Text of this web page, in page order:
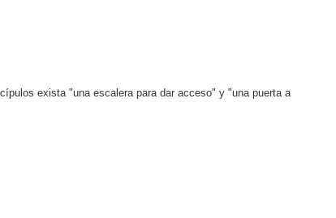
exista "una escalera para dar acceso" y "una puerta a